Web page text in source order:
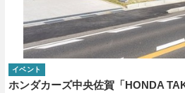
ホンダカーズ中央佐賀「HONDA
イベント